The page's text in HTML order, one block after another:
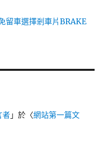
留車選擇剎車片BRAKE
者 」於〈網站第一篇文